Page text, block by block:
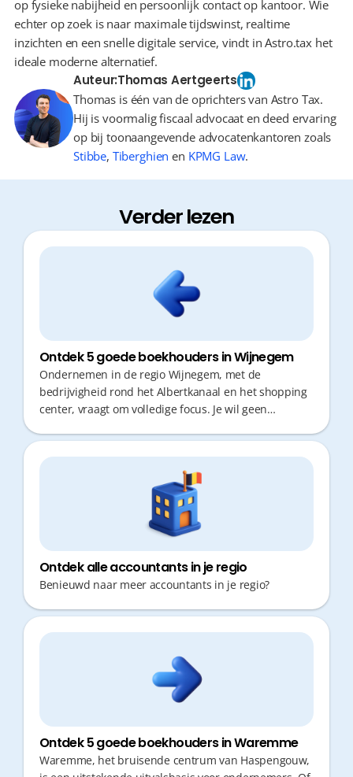
op fysieke nabijheid en persoonlijk contact op kantoor. Wie
echter op zoek is naar maximale tijdswinst, realtime
inzichten en een snelle digitale service, vindt in Astro.tax het
ideale moderne alternatief.
Auteur:Thomas Aertgeerts
Thomas is één van de oprichters van Astro Tax.
Hij is voormalig fiscaal advocaat en deed ervaring
op bij toonaangevende advocatenkantoren zoals
Stibbe, Tiberghien en KPMG Law.
Verder lezen
Ontdek 5 goede boekhouders in Wijnegem
Ondernemen in de regio Wijnegem, met de
bedrijvigheid rond het Albertkanaal en het shopping
center, vraagt om volledige focus. Je wil geen
rompslomp of verplaatsingen. Een boekhouder die
proactief fiscaal advies geeft en snel reageert, is
cruciaal om je bedrijf efficiënt te laten groeien.
Ontdek alle accountants in je regio
Benieuwd naar meer accountants in je regio?
Ontdek 5 goede boekhouders in Waremme
Waremme, het bruisende centrum van Haspengouw,